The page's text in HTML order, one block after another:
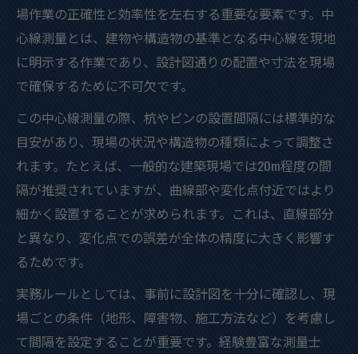
場作業の正確性と効率性を左右する重要な要素です。中
心線測量とは、建物や構造物の基準となる中心線を現地
に明示する作業であり、設計図通りの配置や寸法を現場
で確保するために不可欠です。
この中心線測量の際、杭やピンの設置間隔には標準的な
目安があり、現場の状況や構造物の種類によって調整さ
れます。たとえば、一般的な建築現場では20m程度の間
隔が推奨されていますが、曲線部や変化点付近ではより
細かく設置することが求められます。これは、直線部分
と異なり、変化点での誤差が全体の精度に大きく影響す
るためです。
実務ルールとしては、事前に設計図を十分に確認し、現
場ごとの条件（地形、障害物、施工方法など）を考慮し
て間隔を設定することが重要です。経験豊富な測量士